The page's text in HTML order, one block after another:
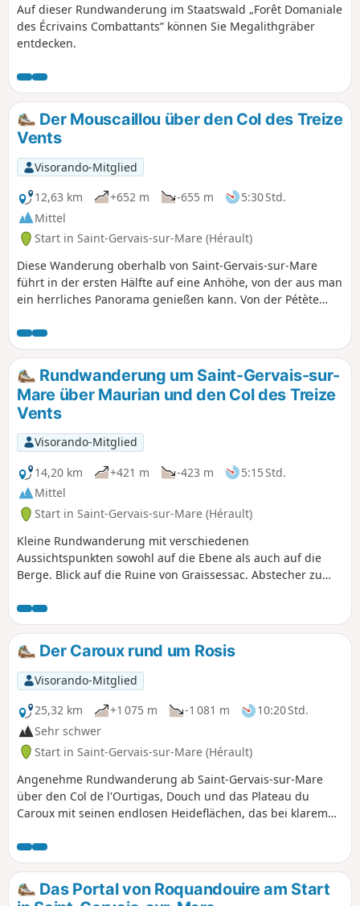
Auf dieser Rundwanderung im Staatswald „Forêt Domaniale
des Écrivains Combattants” können Sie Megalithgräber
entdecken.
Der Mouscaillou über den Col des Treize
Vents
Visorando-Mitglied
12,63 km
+652 m -655 m
5:30 Std.
Mittel
Start in Saint-Gervais-sur-Mare (Hérault)
Diese Wanderung oberhalb von Saint-Gervais-sur-Mare
führt in der ersten Hälfte auf eine Anhöhe, von der aus man
ein herrliches Panorama genießen kann. Von der Pétète
Mouscaillou hat man einen 360°-Blick: den Vissou, die
Ebene des Languedoc und das Mittelmeer im Süden; Serre
de More, die Felsen von Orques und Marcou im Norden.
Dann geht es wieder hinunter durch einen Kastanienwald,
wo ab Herbst die im Sommer ausgetrockneten Bäche
wieder zu singen beginnen.
Rundwanderung um Saint-Gervais-sur-
Mare über Maurian und den Col des Treize
Vents
Visorando-Mitglied
14,20 km
+421 m -423 m
5:15 Std.
Mittel
Start in Saint-Gervais-sur-Mare (Hérault)
Kleine Rundwanderung mit verschiedenen
Aussichtspunkten sowohl auf die Ebene als auch auf die
Berge. Blick auf die Ruine von Graissessac. Abstecher zu
aus einer anderen Perspektive entdecken kann. Im Juli und
August zu vermeiden.
Der Caroux rund um Rosis
Visorando-Mitglied
25,32 km
+1 075 m -1 081 m
10:20 Std.
Sehr schwer
Start in Saint-Gervais-sur-Mare (Hérault)
Angenehme Rundwanderung ab Saint-Gervais-sur-Mare
über den Col de l'Ourtigas, Douch und das Plateau du
Caroux mit seinen endlosen Heideflächen, das bei klarem
die Pyrenäen bietet. Schotterwege, Überreste von
Hirtenhütten, alte Siedlungen und das beeindruckende
Portal de Roquandouire mit seinem freien Blick auf das
Mare-Tal. Die Wanderung wird aufgrund ihrer Länge und
Das Portal von Roquandouire am Start